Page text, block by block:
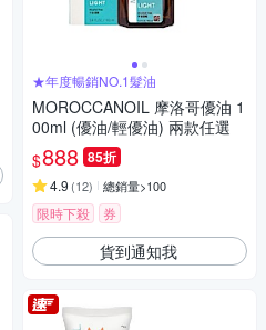
★年度暢銷NO.1髮油
MOROCCANOIL 摩洛哥優油 1
00ml (優油/輕優油) 兩款任選
$888 85折
4.9 (12) 總銷量>100
限時下殺 券
貨到通知我